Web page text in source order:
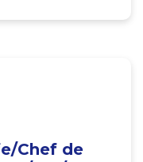
Chef de